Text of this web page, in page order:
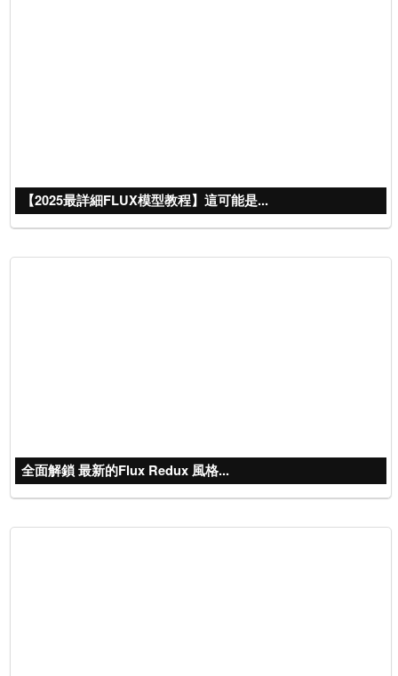
【2025最詳細FLUX模型教程】這可能是...
全面解鎖 最新的Flux Redux 風格...